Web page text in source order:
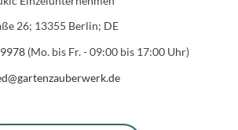
26; 13355 Berlin; DE
(Mo. bis Fr. - 09:00 bis 17:00 Uhr)